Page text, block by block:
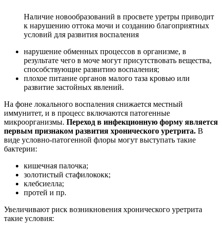
Наличие новообразований в просвете уретры приводит
к нарушению оттока мочи и созданию благоприятных
условий для развития воспаления
нарушение обменных процессов в организме, в
результате чего в моче могут присутствовать вещества,
способствующие развитию воспаления;
плохое питание органов малого таза кровью или
развитие застойных явлений.
На фоне локального воспаления снижается местный
иммунитет, и в процесс включаются патогенные
микроорганизмы. Переход в инфекционную форму является
первым признаком развития хронического уретрита. В
виде условно-патогенной флоры могут выступать такие
бактерии:
кишечная палочка;
золотистый стафилококк;
клебсиелла;
протей и пр.
Увеличивают риск возникновения хронического уретрита
такие условия: